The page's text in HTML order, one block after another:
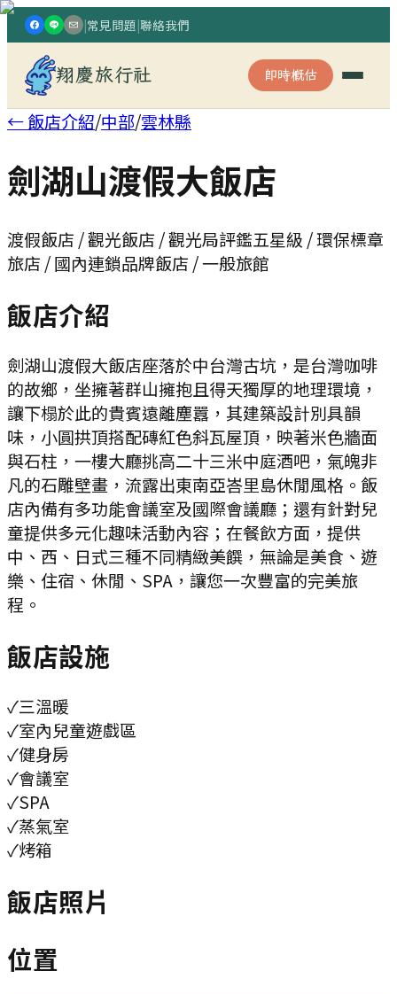
|常見問題|聯絡我們
翔慶旅行社 即時概估
← 飯店介紹/中部/雲林縣
劍湖山渡假大飯店
渡假飯店 / 觀光飯店 / 觀光局評鑑五星級 / 環保標章
旅店 / 國內連鎖品牌飯店 / 一般旅館
飯店介紹
劍湖山渡假大飯店座落於中台灣古坑，是台灣咖啡
的故鄉，坐擁著群山擁抱且得天獨厚的地理環境，
讓下榻於此的貴賓遠離塵囂，其建築設計別具韻
味，小圓拱頂搭配磚紅色斜瓦屋頂，映著米色牆面
與石柱，一樓大廳挑高二十三米中庭酒吧，氣魄非
凡的石雕壁畫，流露出東南亞峇里島休閒風格。飯
店內備有多功能會議室及國際會議廳；還有針對兒
童提供多元化趣味活動內容；在餐飲方面，提供
中、西、日式三種不同精緻美饌，無論是美食、遊
樂、住宿、休閒、SPA，讓您一次豐富的完美旅
程。
飯店設施
✓三溫暖
✓室內兒童遊戲區
✓健身房
✓會議室
✓SPA
✓蒸氣室
✓烤箱
飯店照片
位置